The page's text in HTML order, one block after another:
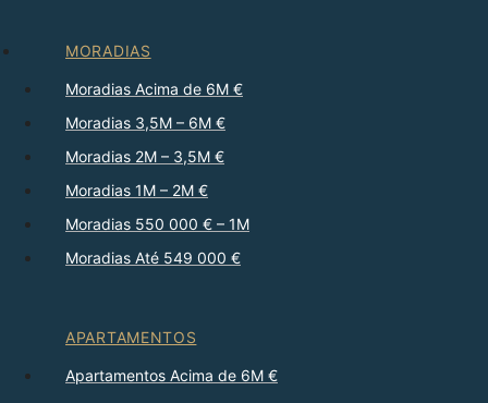
MORADIAS
Moradias Acima de 6M €
Moradias 3,5M – 6M €
Moradias 2M – 3,5M €
Moradias 1M – 2M €
Moradias 550 000 € – 1M
Moradias Até 549 000 €
APARTAMENTOS
Apartamentos Acima de 6M €